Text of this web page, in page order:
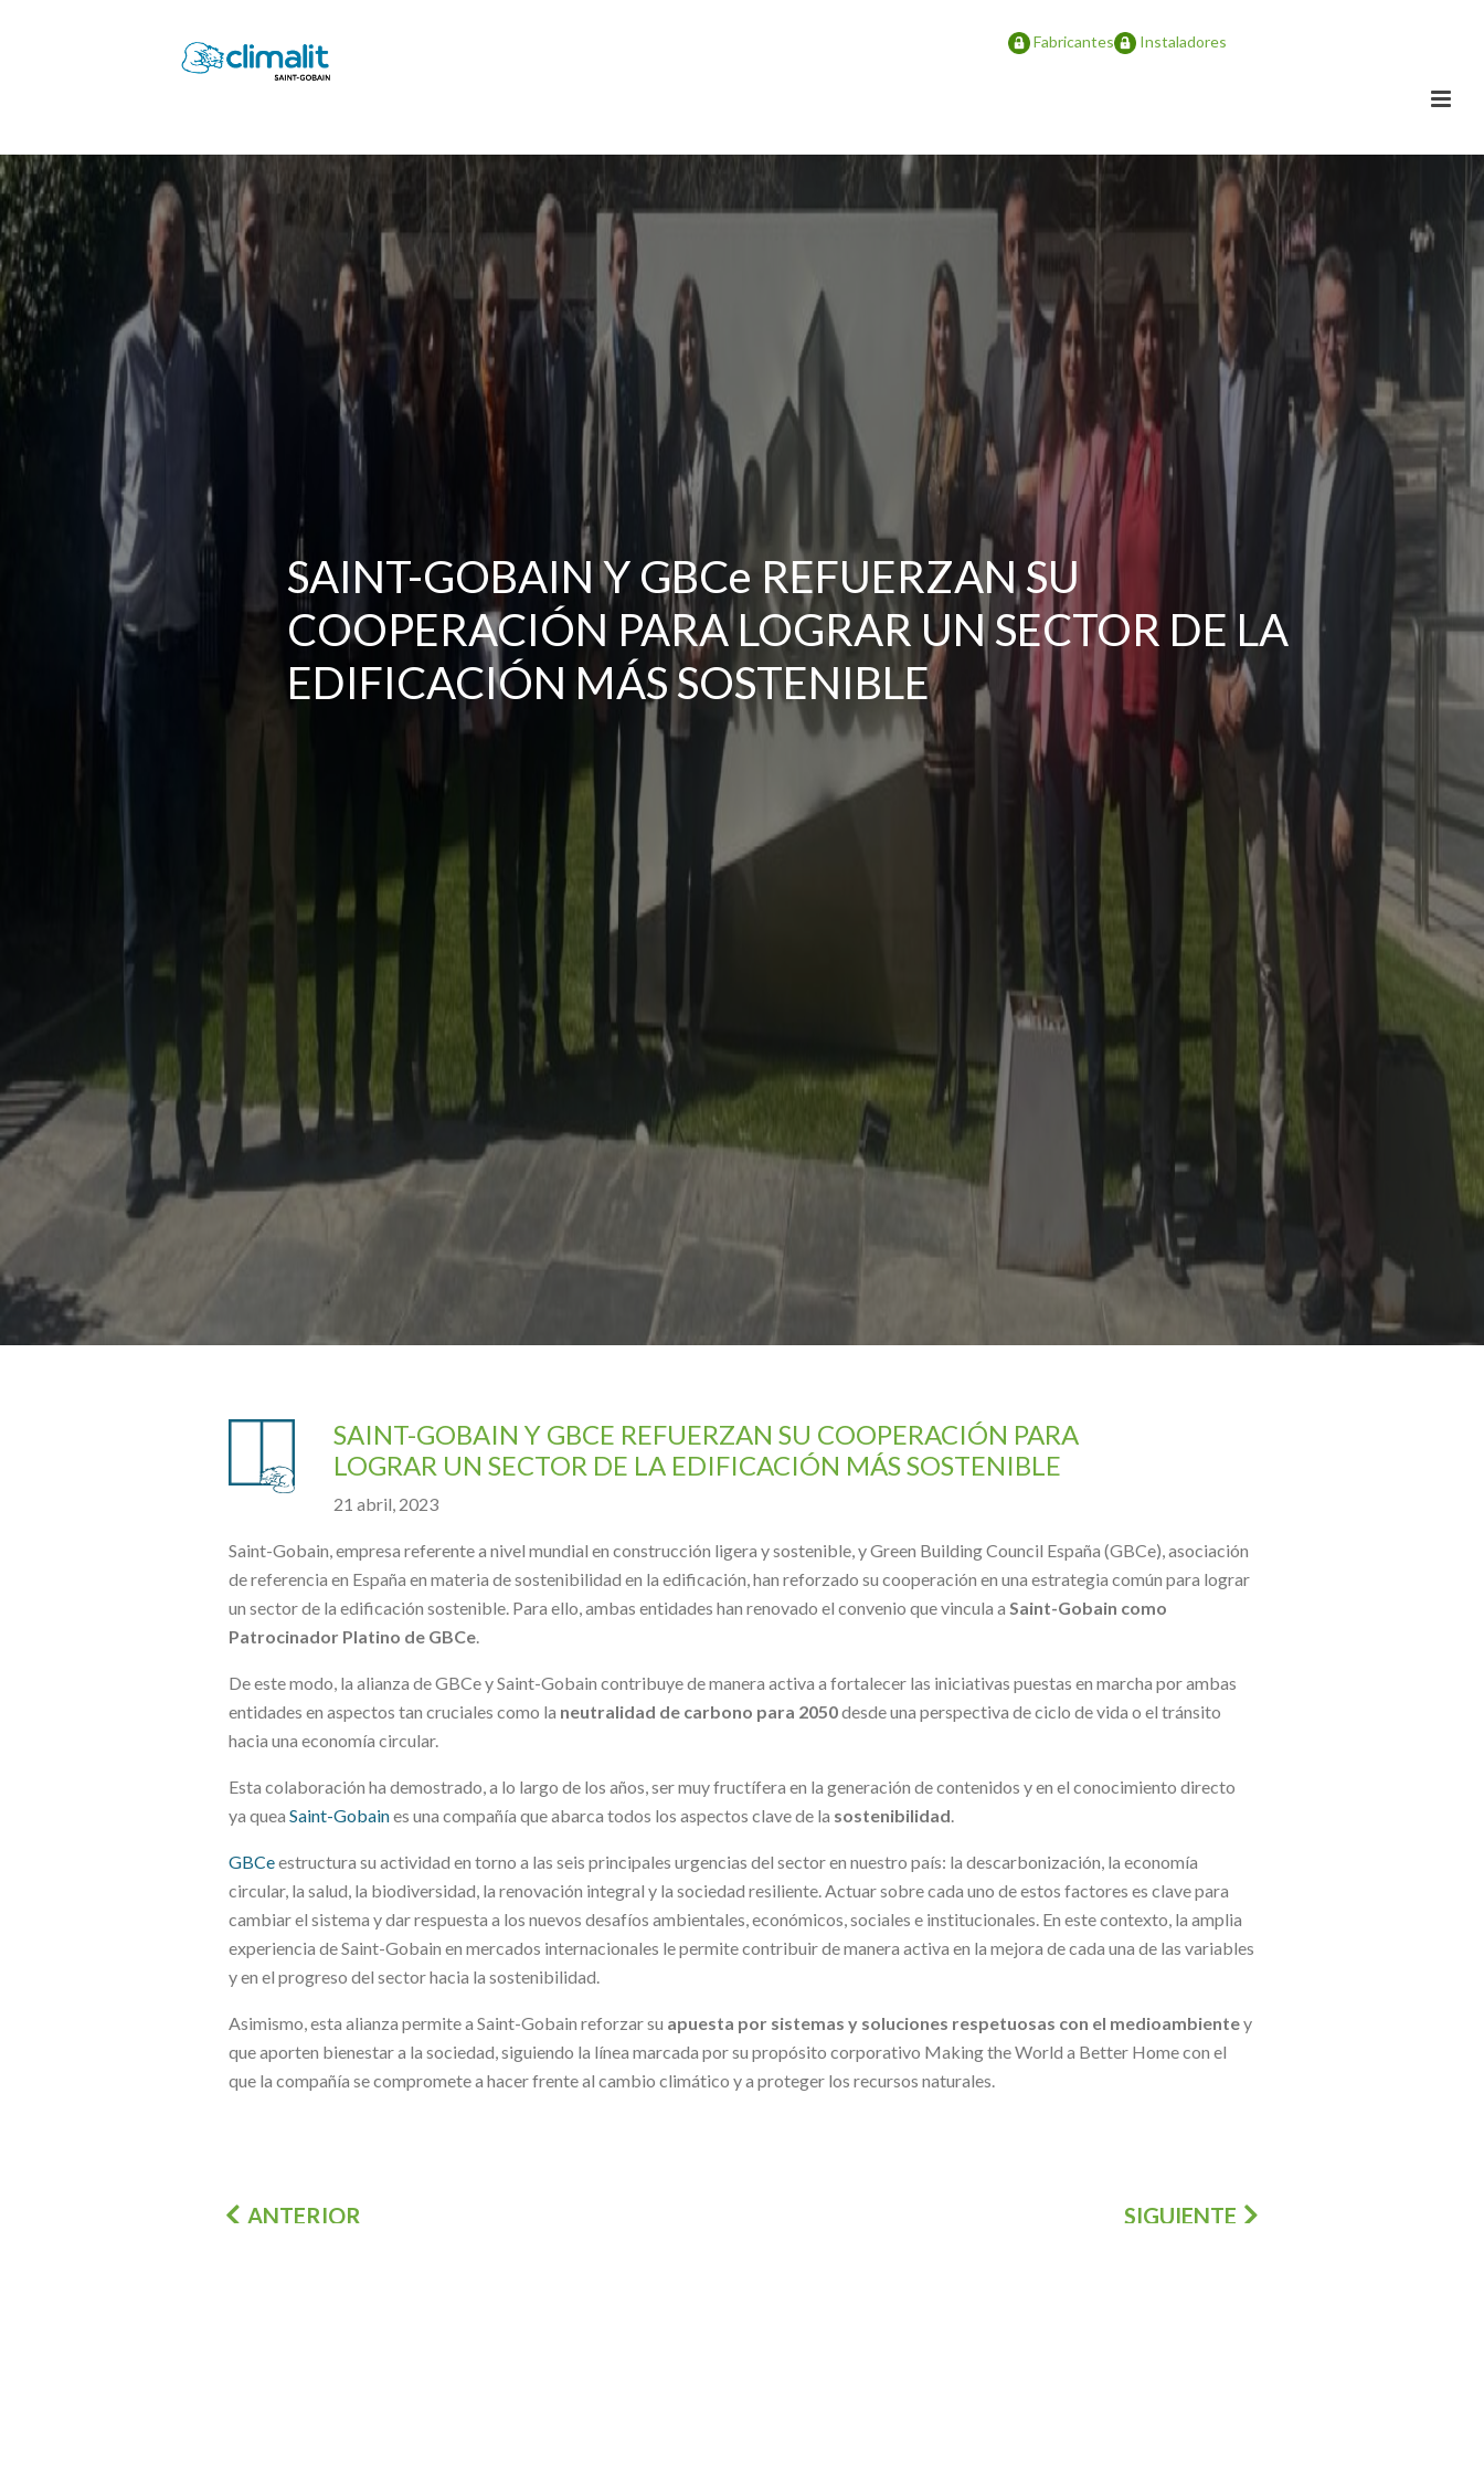
Fabricantes Instaladores
SAINT-GOBAIN Y GBCe REFUERZAN SU
COOPERACIÓN PARA LOGRAR UN SECTOR DE LA
EDIFICACIÓN MÁS SOSTENIBLE
SAINT-GOBAIN Y GBCE REFUERZAN SU COOPERACIÓN PARA
LOGRAR UN SECTOR DE LA EDIFICACIÓN MÁS SOSTENIBLE
21 abril, 2023
Saint-Gobain, empresa referente a nivel mundial en construcción ligera y sostenible, y Green Building Council España (GBCe), asociación
de referencia en España en materia de sostenibilidad en la edificación, han reforzado su cooperación en una estrategia común para lograr
un sector de la edificación sostenible. Para ello, ambas entidades han renovado el convenio que vincula a Saint-Gobain como
Patrocinador Platino de GBCe.
De este modo, la alianza de GBCe y Saint-Gobain contribuye de manera activa a fortalecer las iniciativas puestas en marcha por ambas
entidades en aspectos tan cruciales como la neutralidad de carbono para 2050desde una perspectiva de ciclo de vida o el tránsito
hacia una economía circular.
Esta colaboración ha demostrado, a lo largo de los años, ser muy fructífera en la generación de contenidos y en el conocimiento directo
ya quea Saint-Gobaines una compañía que abarca todos los aspectos clave de la sostenibilidad.
GBCeestructura su actividad en torno a las seis principales urgencias del sector en nuestro país: la descarbonización, la economía
circular, la salud, la biodiversidad, la renovación integral y la sociedad resiliente. Actuar sobre cada uno de estos factores es clave para
cambiar el sistema y dar respuesta a los nuevos desafíos ambientales, económicos, sociales e institucionales. En este contexto, la amplia
experiencia de Saint-Gobain en mercados internacionales le permite contribuir de manera activa en la mejora de cada una de las variables
y en el progreso del sector hacia la sostenibilidad.
Asimismo, esta alianza permite a Saint-Gobain reforzar su apuesta por sistemas y soluciones respetuosas con el medioambientey
que aporten bienestar a la sociedad, siguiendo la línea marcada por su propósito corporativo Making the World a Better Home con el
que la compañía se compromete a hacer frente al cambio climático y a proteger los recursos naturales.
ANTERIOR
SIGUIENTE